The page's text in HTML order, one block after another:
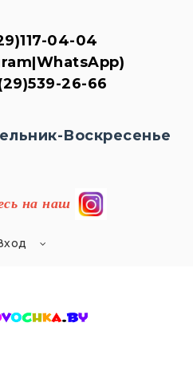
04-04
26-66
Воскресенье
на наш